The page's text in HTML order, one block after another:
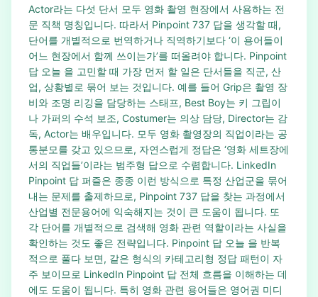
Actor라는 다섯 단서 모두 영화 촬영 현장에서 사용하는 전
문 직책 명칭입니다. 따라서 Pinpoint 737 답을 생각할 때,
단어를 개별적으로 번역하거나 직역하기보다 ‘이 용어들이
어느 현장에서 함께 쓰이는가’를 떠올려야 합니다. Pinpoint
답 오늘 을 고민할 때 가장 먼저 할 일은 단서들을 직군, 산
업, 상황별로 묶어 보는 것입니다. 예를 들어 Grip은 촬영 장
비와 조명 리깅을 담당하는 스태프, Best Boy는 키 그립이
나 가퍼의 수석 보조, Costumer는 의상 담당, Director는 감
독, Actor는 배우입니다. 모두 영화 촬영장의 직업이라는 공
통분모를 갖고 있으므로, 자연스럽게 정답은 ‘영화 세트장에
서의 직업들’이라는 범주형 답으로 수렴합니다. LinkedIn
Pinpoint 답 퍼즐은 종종 이런 방식으로 특정 산업군을 묶어
내는 문제를 출제하므로, Pinpoint 737 답을 찾는 과정에서
산업별 전문용어에 익숙해지는 것이 큰 도움이 됩니다. 또
각 단어를 개별적으로 검색해 영화 관련 역할이라는 사실을
확인하는 것도 좋은 전략입니다. Pinpoint 답 오늘 을 반복
적으로 풀다 보면, 같은 형식의 카테고리형 정답 패턴이 자
주 보이므로 LinkedIn Pinpoint 답 전체 흐름을 이해하는 데
에도 도움이 됩니다. 특히 영화 관련 용어들은 영어권 미디